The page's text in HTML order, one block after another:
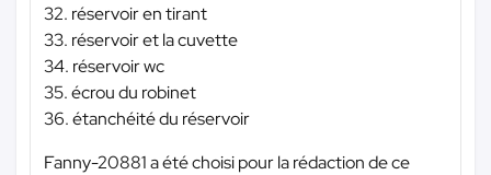
32. réservoir en tirant
33. réservoir et la cuvette
34. réservoir wc
35. écrou du robinet
36. étanchéité du réservoir
Fanny-20881 a été choisi pour la rédaction de ce